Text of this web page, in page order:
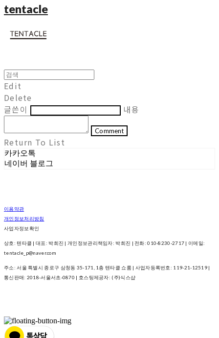
tentacle
Edit
Delete
글쓴이
내용
Comment
Return To List
카카오톡
네이버 블로그
이용약관
개인정보처리방침
사업자정보확인
상호: 텐타클 | 대표: 박희진 | 개인정보관리책임자: 박희진 | 전화: 010-8230-2717 | 이메일:
tentacle_p@naver.com
주소: 서울 특별시 종로구 삼청동 35-171, 1층 텐타클 쇼룸 | 사업자등록번호: 119-21-12519 |
통신판매: 2018-서울서초-0870 | 호스팅제공자: (주)식스샵